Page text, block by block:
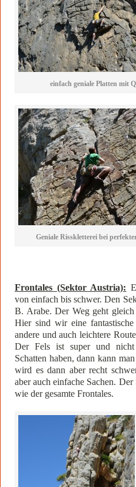
einfach geniale Platten mit
Geniale Risskletterei bei
Frontales (Sektor Austria):
von einfach bis schwer. Den
B. Arabe. Der Weg geht
Hier sind wir eine
andere und auch leichtere
Der Fels ist super und nicht
Schatten haben, dann kann
wird es dann aber recht
aber auch einfache Sachen.
wie der gesamte Frontales.